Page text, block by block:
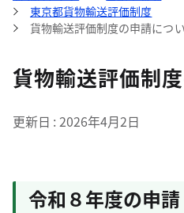
東京都貨物輸送評価制度
貨物輸送評価制度の申請につ
貨物輸送評価制
更新日 2026年4月2日
令和８年度の申請